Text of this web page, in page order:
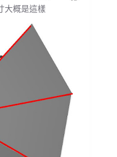
大概是這樣